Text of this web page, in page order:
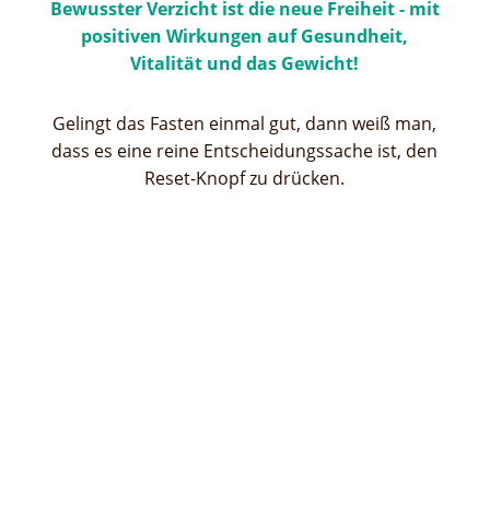
Bewusster Verzicht ist die neue Freiheit - mit
positiven Wirkungen auf Gesundheit,
Vitalität und das Gewicht!
Gelingt das Fasten einmal gut, dann weiß man,
dass es eine reine Entscheidungssache ist, den
Reset-Knopf zu drücken.